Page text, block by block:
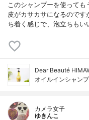
このシャンプーを使って
皮がカサカサになるので
ち着く感じで、泡立ちもい
Dear Beauté
オイルインシャン
カメラ女子
ゆきんこ